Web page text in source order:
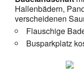
Hallenbädern,
verscheidenen
Flauschige
Busparkplatz